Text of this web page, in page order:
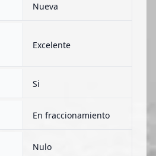
Nueva
Excelente
Si
En fraccionamiento
Nulo